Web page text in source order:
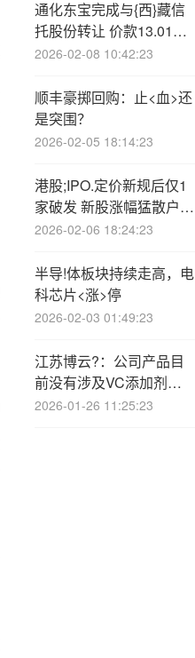
通化东宝完成与{西}藏信
托股份转让 价款13.01亿
元
2026-02-08 10:42:23
顺丰豪掷回购：止<血>还
是突围？
2026-02-05 18:14:23
港股;IPO.定价新规后仅1
家破发 新股涨幅猛散户中
签难
2026-02-06 18:24:23
半导!体板块持续走高，电
科芯片<涨>停
2026-02-03 01:49:23
江苏博云?：公司产品目
前没有涉及VC添加剂领
域
2026-01-26 11:25:23